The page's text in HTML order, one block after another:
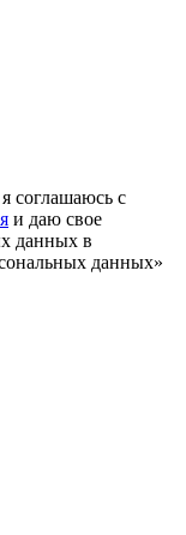
соглашаюсь с
и даю свое
данных в
данных»